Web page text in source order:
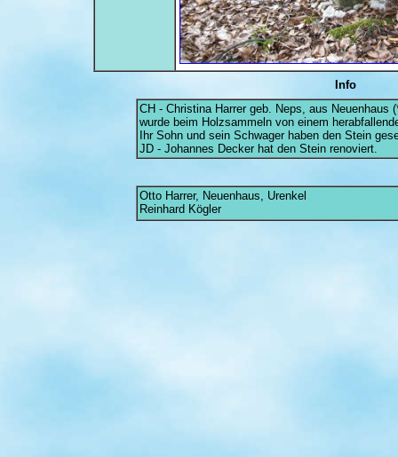
Info
CH - Christina Harrer geb. Neps, aus Neuenhaus
wurde beim Holzsammeln von einem
Ihr Sohn und sein Schwager haben den Stein
JD - Johannes Decker hat den Stein renoviert.
Otto Harrer, Neuenhaus, Urenkel
Reinhard Kögler